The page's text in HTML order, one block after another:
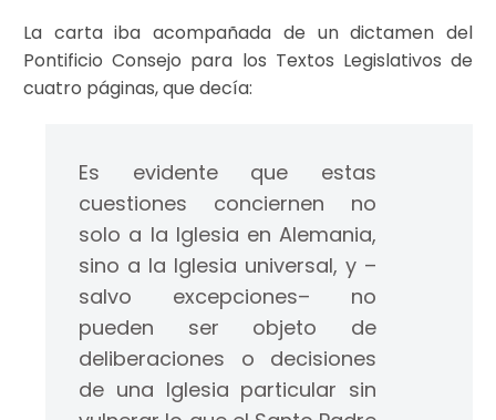
La carta iba acompañada de un dictamen del
Pontificio Consejo para los Textos Legislativos de
cuatro páginas, que decía:
Es evidente que estas
cuestiones conciernen no
solo a la Iglesia en Alemania,
sino a la Iglesia universal, y –
salvo excepciones– no
pueden ser objeto de
deliberaciones o decisiones
de una Iglesia particular sin